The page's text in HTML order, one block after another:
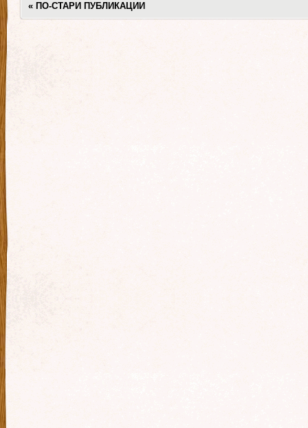
« ПО-СТАРИ ПУБЛИКАЦИИ